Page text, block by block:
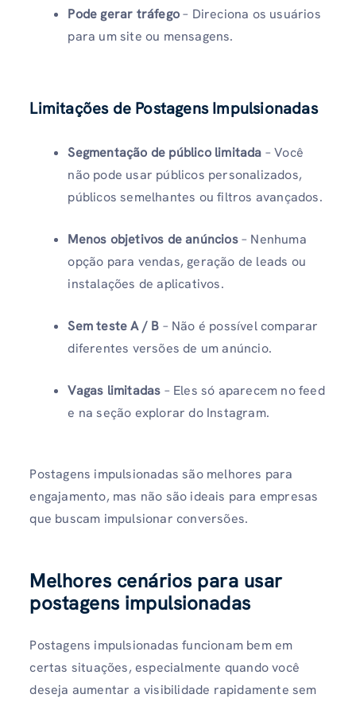
Pode gerar tráfego– Direciona os usuários
para um site ou mensagens.
Limitações de Postagens Impulsionadas
Segmentação de público limitada – Você
não pode usar públicos personalizados,
públicos semelhantes ou filtros avançados.
Menos objetivos de anúncios– Nenhuma
opção para vendas, geração de leads ou
instalações de aplicativos.
Sem teste A / B – Não é possível comparar
diferentes versões de um anúncio.
Vagas limitadas – Eles só aparecem no feed
e na seção explorar do Instagram.
Postagens impulsionadas são melhores para
engajamento, mas não são ideais para empresas
que buscam impulsionar conversões.
Melhores cenários para usar
postagens impulsionadas
Postagens impulsionadas funcionam bem em
certas situações, especialmente quando você
deseja aumentar a visibilidade rapidamente sem